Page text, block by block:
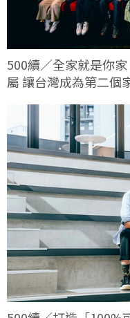
500續／全家就是你
屬 讓台灣成為第二個